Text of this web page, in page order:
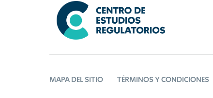
MAPA DEL SITIO TÉRMINOS Y CONDICIONES